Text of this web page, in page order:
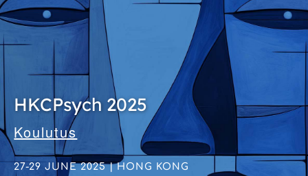
HKCPsych 2025
Koulutus
27-29 JUNE 2025 | HONG KONG